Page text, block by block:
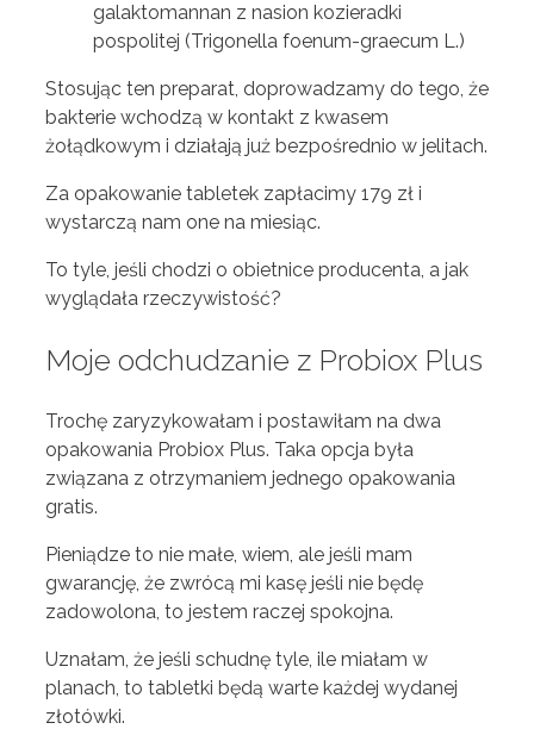
galaktomannan z nasion kozieradki
pospolitej (Trigonella foenum-graecum L.)
Stosując ten preparat, doprowadzamy do tego, że
bakterie wchodzą w kontakt z kwasem
żołądkowym i działają już bezpośrednio w jelitach.
Za opakowanie tabletek zapłacimy 179 zł i
wystarczą nam one na miesiąc.
To tyle, jeśli chodzi o obietnice producenta, a jak
wyglądała rzeczywistość?
Moje odchudzanie z Probiox Plus
Trochę zaryzykowałam i postawiłam na dwa
opakowania Probiox Plus. Taka opcja była
związana z otrzymaniem jednego opakowania
gratis.
Pieniądze to nie małe, wiem, ale jeśli mam
gwarancję, że zwrócą mi kasę jeśli nie będę
zadowolona, to jestem raczej spokojna.
Uznałam, że jeśli schudnę tyle, ile miałam w
planach, to tabletki będą warte każdej wydanej
złotówki.